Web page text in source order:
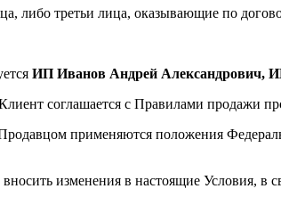
либо третьи лица, оказывающие по
ИП Иванов Андрей Александрович,
соглашается с Правилами продажи
применяются положения
изменения в настоящие Условия,